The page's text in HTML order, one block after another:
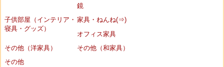
鏡
子供部屋（インテリア・
寝具・グッズ）
家具・ねんね(⇒)
オフィス家具
その他（洋家具）
その他（和家具）
その他